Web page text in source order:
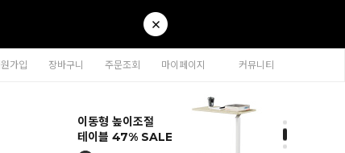
가입 장바구니 주문조회 마이페이지 커뮤니티
티나 인테리어의자
57% SALE
카라 연결형책장
65% SALE
이동형 높이조절
테이블 47% SALE
티나 인테리어의자
57% SALE
카라 연결형책장
65% SALE